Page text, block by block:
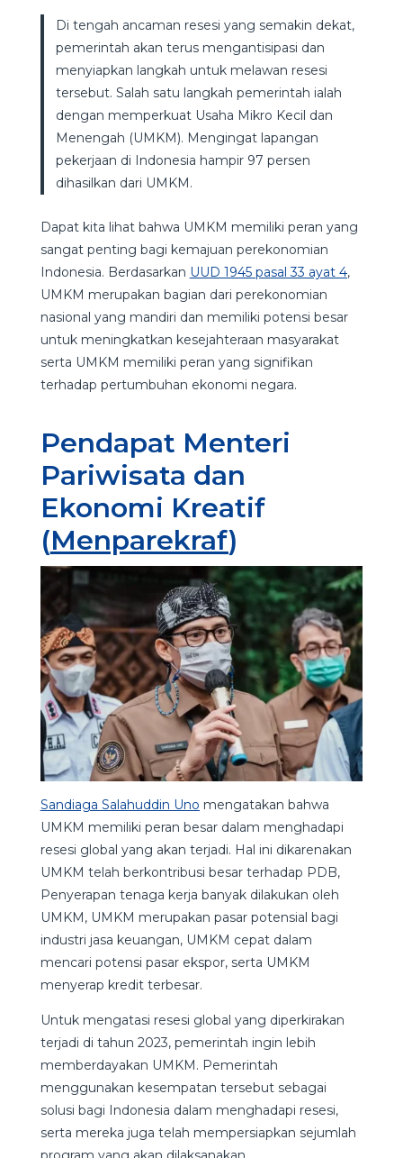
Di tengah ancaman resesi yang semakin dekat,
pemerintah akan terus mengantisipasi dan
menyiapkan langkah untuk melawan resesi
tersebut. Salah satu langkah pemerintah ialah
dengan memperkuat Usaha Mikro Kecil dan
Menengah (UMKM). Mengingat lapangan
pekerjaan di Indonesia hampir 97 persen
dihasilkan dari UMKM.
Dapat kita lihat bahwa UMKM memiliki peran yang
sangat penting bagi kemajuan perekonomian
Indonesia. Berdasarkan UUD 1945 pasal 33 ayat 4,
UMKM merupakan bagian dari perekonomian
nasional yang mandiri dan memiliki potensi besar
untuk meningkatkan kesejahteraan masyarakat
serta UMKM memiliki peran yang signifikan
terhadap pertumbuhan ekonomi negara.
Pendapat Menteri
Pariwisata dan
Ekonomi Kreatif
(Menparekraf)
Sandiaga Salahuddin Uno mengatakan bahwa
UMKM memiliki peran besar dalam menghadapi
resesi global yang akan terjadi. Hal ini dikarenakan
UMKM telah berkontribusi besar terhadap PDB,
Penyerapan tenaga kerja banyak dilakukan oleh
UMKM, UMKM merupakan pasar potensial bagi
industri jasa keuangan, UMKM cepat dalam
mencari potensi pasar ekspor, serta UMKM
menyerap kredit terbesar.
Untuk mengatasi resesi global yang diperkirakan
terjadi di tahun 2023, pemerintah ingin lebih
memberdayakan UMKM. Pemerintah
menggunakan kesempatan tersebut sebagai
solusi bagi Indonesia dalam menghadapi resesi,
serta mereka juga telah mempersiapkan sejumlah